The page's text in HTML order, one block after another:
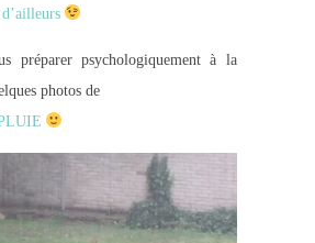
préparer psychologiquement à la
photos de